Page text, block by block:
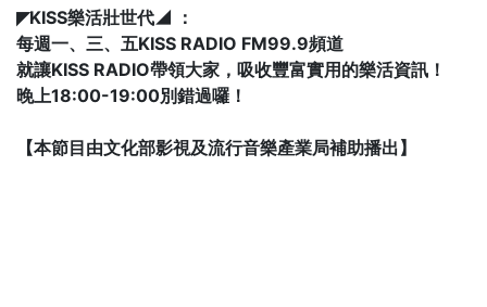
◤KISS樂活壯世代◢ ：
每週一、三、五KISS RADIO FM99.9頻道
就讓KISS RADIO帶領大家，吸收豐富實用的樂活資訊！
晚上18:00-19:00別錯過囉！
【本節目由文化部影視及流行音樂產業局補助播出】